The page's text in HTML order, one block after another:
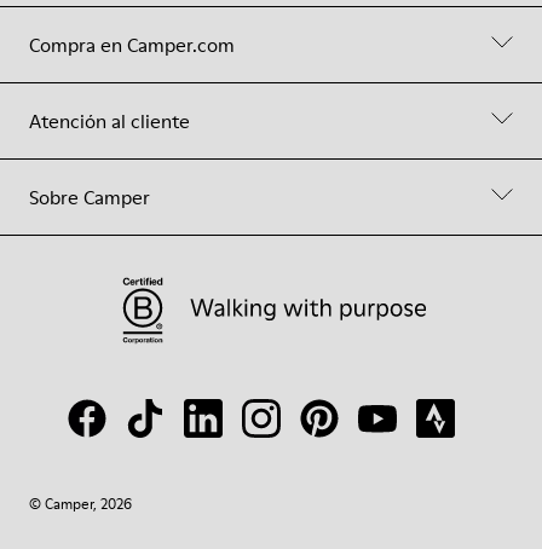
Compra en Camper.com
Atención al cliente
Sobre Camper
© Camper, 2026